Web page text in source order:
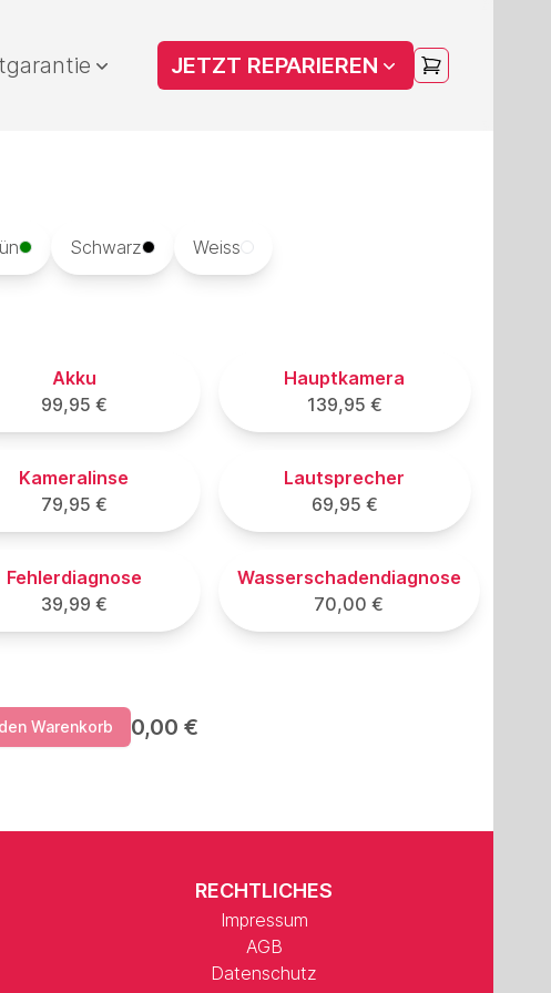
JETZT REPARIEREN
Schwarz Weiss
Akku
99,95 €
Hauptkamera
139,95 €
Kameralinse
79,95 €
Lautsprecher
69,95 €
Fehlerdiagnose
39,99 €
Wasserschadendiagnose
70,00 €
Warenkorb 0,00 €
RECHTLICHES
Impressum
AGB
Datenschutz